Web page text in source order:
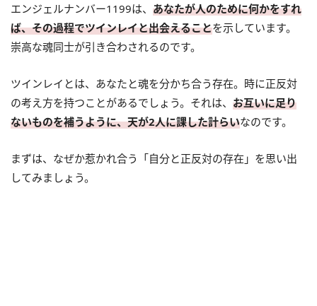
エンジェルナンバー1199は、 あなたが人のために何かをすれ
ば、その過程でツインレイと出会えることを示しています。
崇高な魂同士が引き合わされるのです。
ツインレイとは、あなたと魂を分かち合う存在。時に正反対
の考え方を持つことがあるでしょう。それは、 お互いに足り
ないものを補うように、天が2人に課した計らいなのです。
まずは、なぜか惹かれ合う「自分と正反対の存在」を思い出
してみましょう。